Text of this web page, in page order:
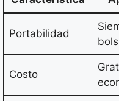
Portabilidad
Costo